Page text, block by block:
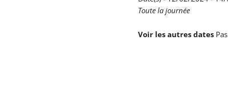
Toute la journée
Voir les autres dates